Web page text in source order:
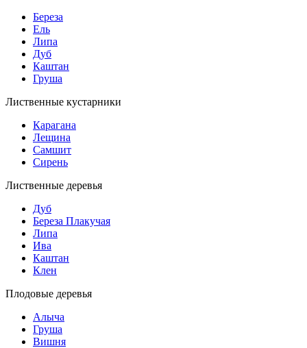
Береза
Ель
Липа
Дуб
Каштан
Груша
Лиственные кустарники
Карагана
Лещина
Самшит
Сирень
Лиственные деревья
Дуб
Береза Плакучая
Липа
Ива
Каштан
Клен
Плодовые деревья
Алыча
Груша
Вишня